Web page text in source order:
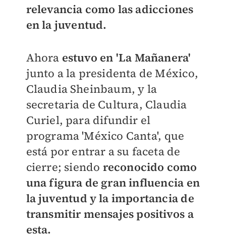
relevancia como las adicciones
en la juventud.
Ahora estuvo en 'La Mañanera'
junto a la presidenta de México,
Claudia Sheinbaum, y la
secretaria de Cultura, Claudia
Curiel, para difundir el
programa 'México Canta', que
está por entrar a su faceta de
cierre; siendo reconocido como
una figura de gran influencia en
la juventud y la importancia de
transmitir mensajes positivos a
esta.